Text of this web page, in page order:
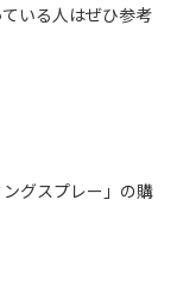
いる人はぜひ参考
グスプレー」の購